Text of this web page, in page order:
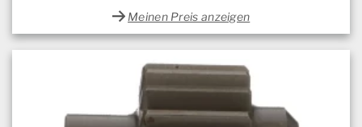
Meinen Preis anzeigen